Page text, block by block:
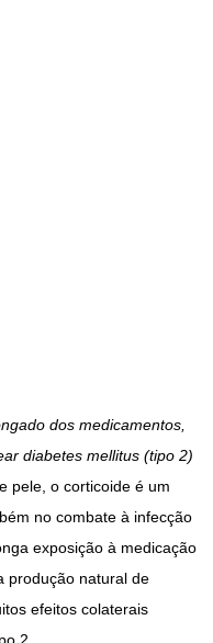
dos medicamentos,
diabetes mellitus (tipo 2)
pele, o corticoide é um
no combate à infecção
exposição à medicação
produção natural de
efeitos colaterais